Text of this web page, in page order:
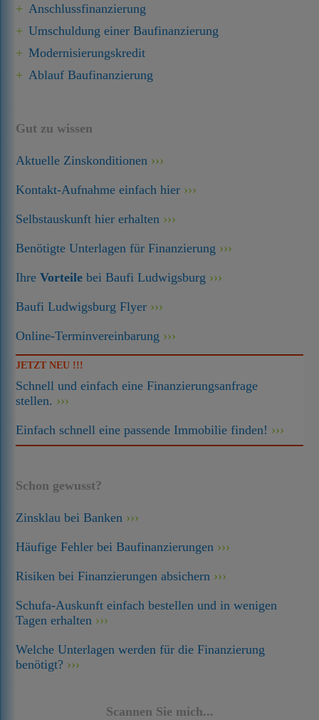
Anschluss­finanzierung
Umschuldung einer Baufinanzierung
Modernisierungskredit
Ablauf Baufinanzierung
Gut zu wissen
Aktuelle Zinskonditionen
Kontakt-Aufnahme einfach hier
Selbstauskunft hier erhalten
Benötigte Unterlagen für Finanzierung
IhreVorteile bei Baufi Ludwigsburg
Baufi Ludwigsburg Flyer
Online-Terminvereinbarung
JETZT NEU !!!
Schnell und einfach eine Finanzierungsanfrage
stellen.
Einfach schnell eine passende Immobilie finden!
Schon gewusst?
Zinsklau bei Banken
Häufige Fehler bei Baufinanzierungen
Risiken bei Finanzierungen absichern
Schufa-Auskunft einfach bestellen und in wenigen
Tagen erhalten
Welche Unterlagen werden für die Finanzierung
benötigt?
Scannen Sie mich...